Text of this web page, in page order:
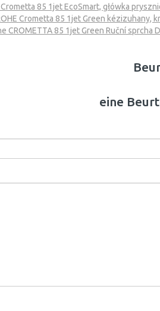
85 1jet EcoSmart, główka
Crometta 85 1jet Green kézizuhany,
CROMETTA 85 1jet Green Ruční sprcha
eine